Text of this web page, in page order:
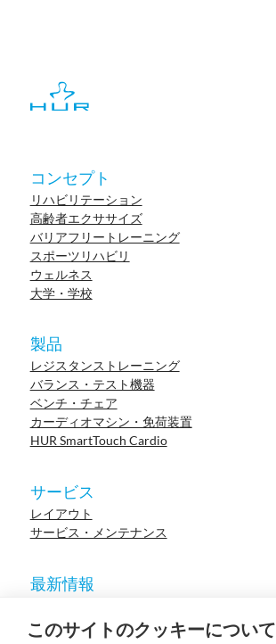
このサイトのクッキーについて
コンセプト
リハビリテーション
高齢者エクササイズ
バリアフリートレーニング
スポーツリハビリ
ウェルネス
大学・学校
製品
レジスタンストレーニング
バランス・テスト機器
ベンチ・チェア
カーディオマシン・免荷装置
HUR SmartTouch Cardio
サービス
レイアウト
サービス・メンテナンス
最新情報
参考施設